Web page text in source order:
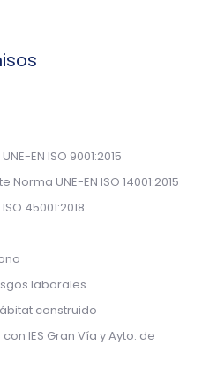
EN ISO 9001:2015
UNE-EN ISO 14001:2015
45001:2018
laborales
construido
IES Gran Vía y Ayto. de